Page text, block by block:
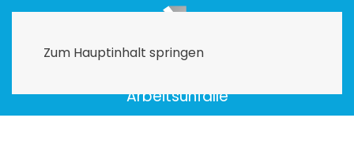
Zum Hauptinhalt springen
Arbeitsunfälle